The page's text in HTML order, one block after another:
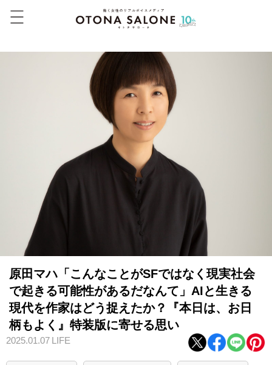
原田マハ「こんなことがSFではなく現実社会
で起きる可能性があるだなんて」AIと生きる
現代を作家はどう捉えたか？『本日は、お日
柄もよく』特装版に寄せる思い
2025.01.07 LIFE